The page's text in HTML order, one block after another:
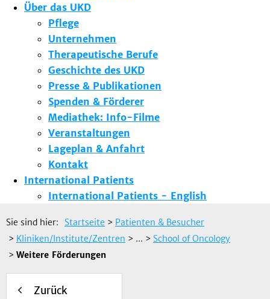
Über das UKD
Pflege
Unternehmen
Therapeutische Berufe
Geschichte des UKD
Presse & Publikationen
Spenden & Förderer
Mediathek: Info-Filme
Veranstaltungen
Lageplan & Anfahrt
Kontakt
International Patients
International Patients - English
Sie sind hier: Startseite > Patienten & Besucher
> Kliniken/Institute/Zentren > ... > School of Oncology
> Weitere Förderungen
Zurück